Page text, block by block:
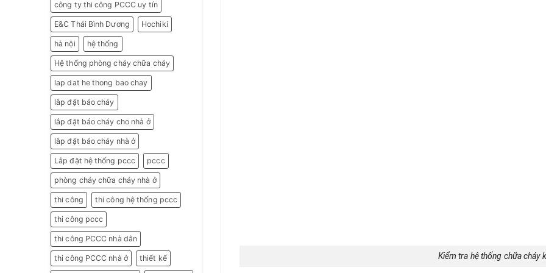
công ty thi công PCCC uy tín
E&C Thái Bình Dương Hochiki
hà nội hệ thống
Hệ thống phòng cháy chữa cháy
lap dat he thong bao chay
lắp đặt báo cháy
lắp đặt báo cháy cho nhà ở
lắp đặt báo cháy nhà ở
Lắp đặt hệ thống pccc pccc
phòng cháy chữa cháy nhà ở
thi công thi công hệ thống pccc
thi công pccc
thi công PCCC nhà dân
thi công PCCC nhà ở thiết kế Kiểm tra hệ thống chữa cháy